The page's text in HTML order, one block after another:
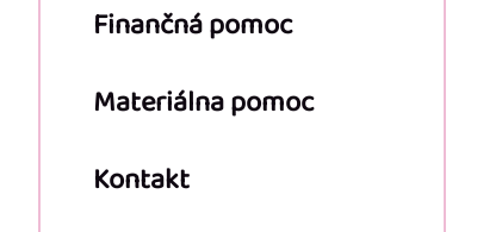
Finančná pomoc
Materiálna pomoc
Kontakt